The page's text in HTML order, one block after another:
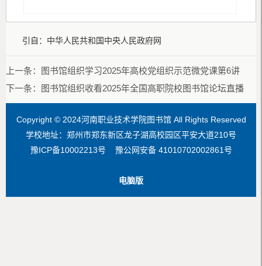
引自：中华人民共和国中央人民政府网
上一条：
图书馆组织学习2025年高校党组织示范微党课第6讲
下一条：
图书馆组织收看2025年全国高职院校图书馆论坛直播
Copyright © 2024河南职业技术学院图书馆 All Rights Reserved
学校地址：郑州市郑东新区龙子湖高校园区平安大道210号
豫ICP备10002213号 豫公网安备 41010702002861号
电脑版